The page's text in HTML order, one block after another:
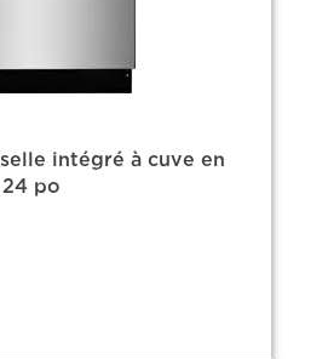
intégré à cuve en
po